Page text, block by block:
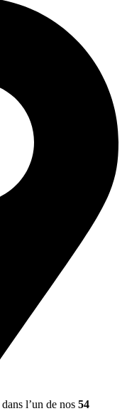
dans l’un de nos 54